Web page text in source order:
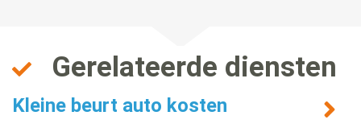
Gerelateerde diensten
Kleine beurt auto kosten